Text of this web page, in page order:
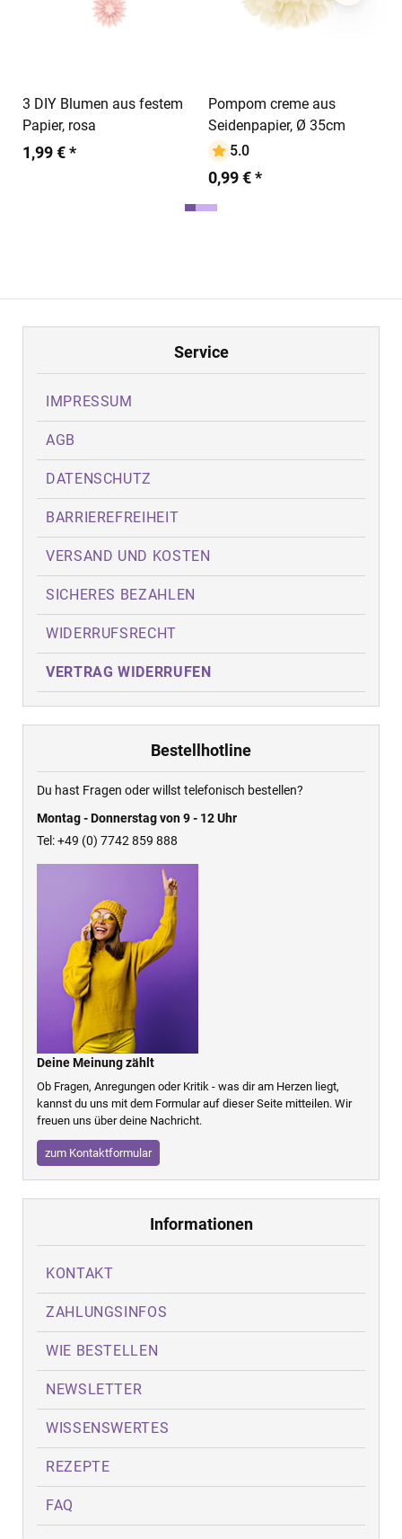
3 DIY Blumen aus festem
Papier, rosa
1,99 € *
Pompom creme aus
Seidenpapier, Ø 35cm
5.0
0,99 € *
Service
IMPRESSUM
AGB
DATENSCHUTZ
BARRIEREFREIHEIT
VERSAND UND KOSTEN
SICHERES BEZAHLEN
WIDERRUFSRECHT
VERTRAG WIDERRUFEN
Bestellhotline
Du hast Fragen oder willst telefonisch bestellen?
Montag - Donnerstag von 9 - 12 Uhr
Tel: +49 (0) 7742 859 888
Deine Meinung zählt
Ob Fragen, Anregungen oder Kritik - was dir am Herzen liegt,
kannst du uns mit dem Formular auf dieser Seite mitteilen. Wir
freuen uns über deine Nachricht.
zum Kontaktformular
Informationen
KONTAKT
ZAHLUNGSINFOS
WIE BESTELLEN
NEWSLETTER
WISSENSWERTES
REZEPTE
FAQ